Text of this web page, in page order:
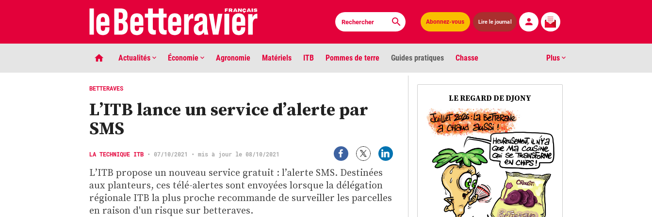
Abonnez-vous Lire le journal
Actualités Économie Agronomie Matériels ITB Pommes de terre Guides pratiques Chasse Plus
LIGNE DE MIRE
Phaco quand tu nous tiens …
LIGNE DE MIRE
Les louvetiers devant le Parlement
PLUS
Anciens numéros
Biocarburants
Environnement
Vidéos
Contact
BETTERAVES
L’ITB lance un service d’alerte par
SMS
LA TECHNIQUE ITB • 07/10/2021 • mis à jour le 08/10/2021
L’ITB propose un nouveau service gratuit : l’alerte SMS. Destinées
aux planteurs, ces télé-alertes sont envoyées lorsque la délégation
régionale ITB la plus proche recommande de surveiller les parcelles
en raison d'un risque sur betteraves.
LE REGARD DE DJONY